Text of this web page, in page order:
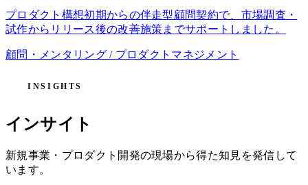
プロダクト構想初期からの伴走型顧問契約で、市場調査・
試作からリリース後の改善施策までサポートしました。
顧問・メンタリング / プロダクトマネジメント
INSIGHTS
インサイト
新規事業・プロダクト開発の現場から得た知見を発信して
います。